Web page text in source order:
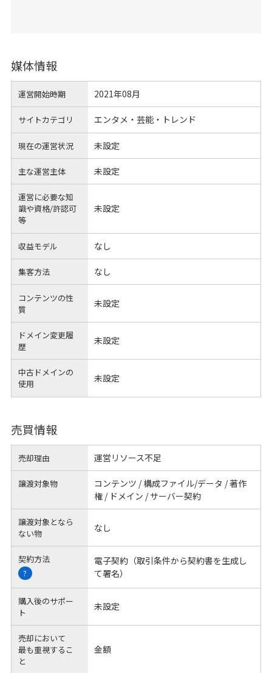
媒体情報
運営開始時期 2021年08月
サイトカテゴリ エンタメ・芸能・トレンド
現在の運営状況 未設定
主な運営主体 未設定
運営に必要な知
識や資格/許認可
等
未設定
収益モデル なし
集客方法 なし
コンテンツの性
質
未設定
ドメイン変更履
歴
未設定
中古ドメインの
使用
未設定
売買情報
売却理由 運営リソース不足
譲渡対象物
コンテンツ / 構成ファイル/データ / 著作
権 / ドメイン / サーバー契約
譲渡対象となら
ない物
なし
契約方法
?
電子契約（取引条件から契約書を生成し
て署名）
購入後のサポー
ト
未設定
売却において
最も重視するこ
と
金額